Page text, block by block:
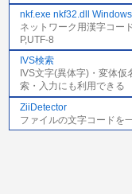
nkf.exe nkf32.dll
ネットワーク用漢字コー
P,UTF-8
IVS検索
IVS文字(異体字)・変体
索・入力にも利用できる
ZiiDetector
ファイルの文字コードを